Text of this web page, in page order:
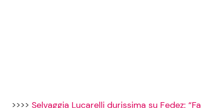
>>>> Selvaggia Lucarelli durissima su Fedez: “Fa